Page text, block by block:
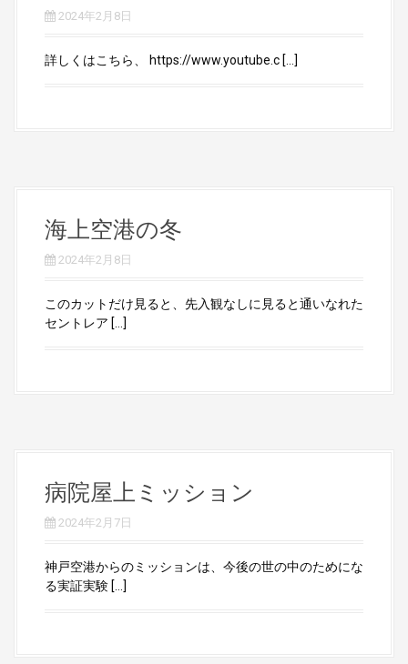
2024年2月8日
詳しくはこちら、 https://www.youtube.c […]
海上空港の冬
2024年2月8日
このカットだけ見ると、先入観なしに見ると通いなれた
セントレア […]
病院屋上ミッション
2024年2月7日
神戸空港からのミッションは、今後の世の中のためにな
る実証実験 […]